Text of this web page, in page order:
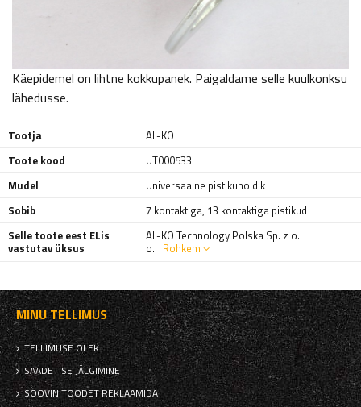
Käepidemel on lihtne kokkupanek. Paigaldame selle kuulkonksu
lähedusse.
Tootja
AL-KO
Toote kood
UT000533
Mudel
Universaalne pistikuhoidik
Sobib
7 kontaktiga, 13 kontaktiga pistikud
Selle toote eest ELis
vastutav üksus
AL-KO Technology Polska Sp. z o.
o. Rohkem
MINU TELLIMUS
TELLIMUSE OLEK
SAADETISE JÄLGIMINE
SOOVIN TOODET REKLAAMIDA